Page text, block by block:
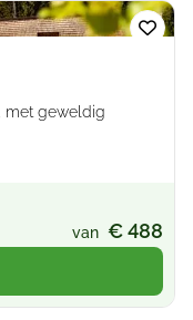
met geweldig
van € 488